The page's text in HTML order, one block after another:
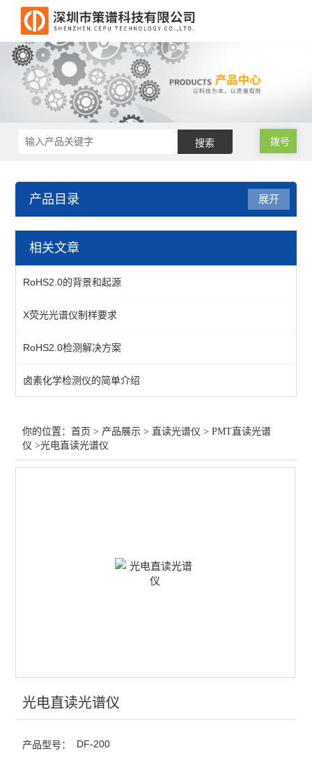
拨号
产品目录
直读光谱仪
展开
相关文章
RoHS2.0的背景和起源
X荧光光谱仪制样要求
RoHS2.0检测解决方案
卤素化学检测仪的简单介绍
你的位置：首页 > 产品展示 > 直读光谱仪 >PMT直读光谱
仪 >光电直读光谱仪
光电直读光谱仪
产品型号： DF-200